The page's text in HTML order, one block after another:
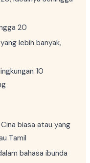
20
lebih banyak,
10
biasa atau yang
Tamil
bahasa ibunda